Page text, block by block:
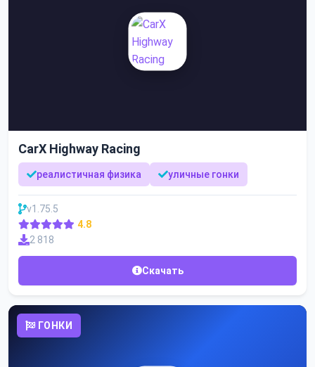
CarX Highway Racing
реалистичная физика уличные гонки
v1.75.5
4.8
2 818
Скачать
ГОНКИ